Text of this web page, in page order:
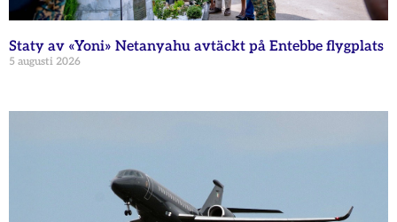
Staty av «Yoni» Netanyahu avtäckt på Entebbe flygplats
5 augusti 2026